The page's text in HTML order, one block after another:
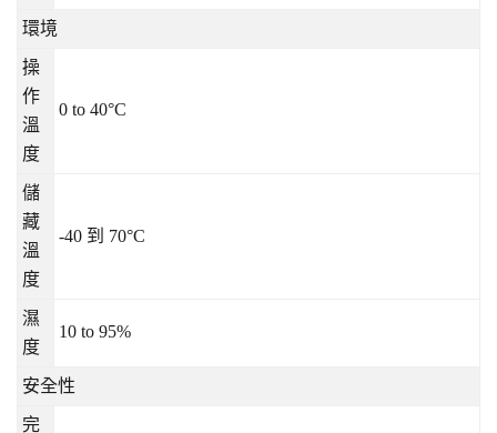
環境
操
作
溫
度
0 to 40°C
儲
藏
溫
度
-40 到 70°C
濕
度
10 to 95%
安全性
完